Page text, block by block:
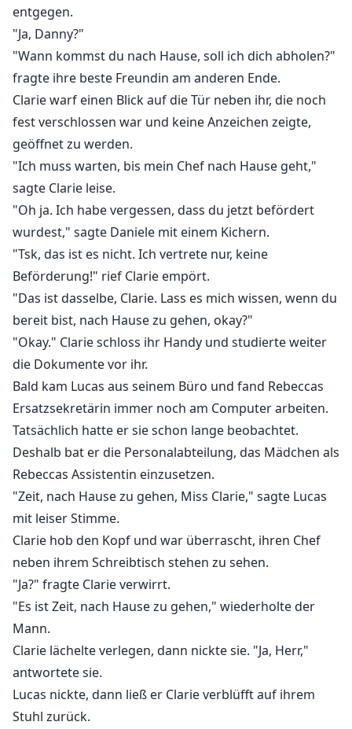
entgegen.
"Ja, Danny?"
"Wann kommst du nach Hause, soll ich dich abholen?"
fragte ihre beste Freundin am anderen Ende.
Clarie warf einen Blick auf die Tür neben ihr, die noch
fest verschlossen war und keine Anzeichen zeigte,
geöffnet zu werden.
"Ich muss warten, bis mein Chef nach Hause geht,"
sagte Clarie leise.
"Oh ja. Ich habe vergessen, dass du jetzt befördert
wurdest," sagte Daniele mit einem Kichern.
"Tsk, das ist es nicht. Ich vertrete nur, keine
Beförderung!" rief Clarie empört.
"Das ist dasselbe, Clarie. Lass es mich wissen, wenn du
bereit bist, nach Hause zu gehen, okay?"
"Okay." Clarie schloss ihr Handy und studierte weiter
die Dokumente vor ihr.
Bald kam Lucas aus seinem Büro und fand Rebeccas
Ersatzsekretärin immer noch am Computer arbeiten.
Tatsächlich hatte er sie schon lange beobachtet.
Deshalb bat er die Personalabteilung, das Mädchen als
Rebeccas Assistentin einzusetzen.
"Zeit, nach Hause zu gehen, Miss Clarie," sagte Lucas
mit leiser Stimme.
Clarie hob den Kopf und war überrascht, ihren Chef
neben ihrem Schreibtisch stehen zu sehen.
"Ja?" fragte Clarie verwirrt.
"Es ist Zeit, nach Hause zu gehen," wiederholte der
Mann.
Clarie lächelte verlegen, dann nickte sie. "Ja, Herr,"
antwortete sie.
Lucas nickte, dann ließ er Clarie verblüfft auf ihrem
Stuhl zurück.